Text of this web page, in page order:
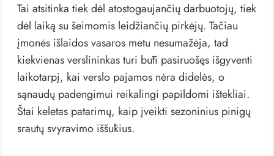
Tai atsitinka tiek dėl atostogaujančių darbuotojų, tiek
dėl laiką su šeimomis leidžiančių pirkėjų. Tačiau
įmonės išlaidos vasaros metu nesumažėja, tad
kiekvienas verslininkas turi būti pasiruošęs išgyventi
laikotarpį, kai verslo pajamos nėra didelės, o
sąnaudų padengimui reikalingi papildomi ištekliai.
Štai keletas patarimų, kaip įveikti sezoninius pinigų
srautų svyravimo iššūkius.